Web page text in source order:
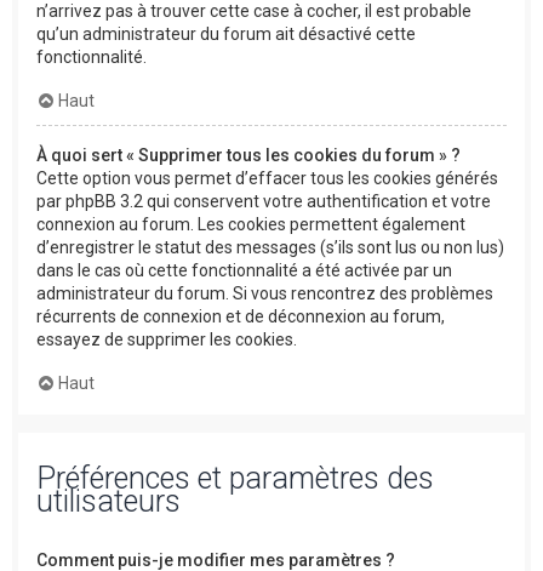
n’arrivez pas à trouver cette case à cocher, il est probable
qu’un administrateur du forum ait désactivé cette
fonctionnalité.
Haut
À quoi sert « Supprimer tous les cookies du forum » ?
Cette option vous permet d’effacer tous les cookies générés
par phpBB 3.2 qui conservent votre authentification et votre
connexion au forum. Les cookies permettent également
d’enregistrer le statut des messages (s’ils sont lus ou non lus)
dans le cas où cette fonctionnalité a été activée par un
administrateur du forum. Si vous rencontrez des problèmes
récurrents de connexion et de déconnexion au forum,
essayez de supprimer les cookies.
Haut
Préférences et paramètres des
utilisateurs
Comment puis-je modifier mes paramètres ?